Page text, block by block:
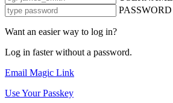
PASSWORD
Want an easier way to log in?
Log in faster without a password.
Email Magic Link
Use Your Passkey